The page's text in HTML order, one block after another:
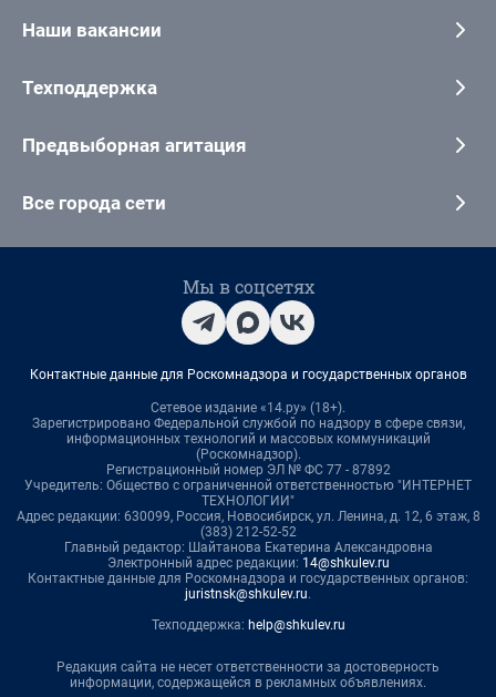
Наши вакансии
Техподдержка
Предвыборная агитация
Все города сети
Мы в соцсетях
Контактные данные для Роскомнадзора и государственных органов
Сетевое издание «14.ру» (18+).
Зарегистрировано Федеральной службой по надзору в сфере связи,
информационных технологий и массовых коммуникаций
(Роскомнадзор).
Регистрационный номер ЭЛ № ФС 77 - 87892
Учредитель: Общество с ограниченной ответственностью "ИНТЕРНЕТ
ТЕХНОЛОГИИ"
Адрес редакции: 630099, Россия, Новосибирск, ул. Ленина, д. 12, 6 этаж, 8
(383) 212-52-52
Главный редактор: Шайтанова Екатерина Александровна
Электронный адрес редакции: 14@shkulev.ru
Контактные данные для Роскомнадзора и государственных органов:
juristnsk@shkulev.ru.
Техподдержка: help@shkulev.ru
Редакция сайта не несет ответственности за достоверность
информации, содержащейся в рекламных объявлениях.